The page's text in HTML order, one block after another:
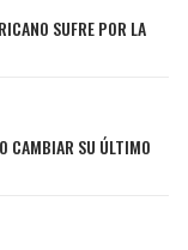
SUFRE POR LA
CAMBIAR SU ÚLTIMO